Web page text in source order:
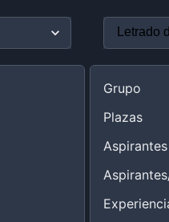
Grupo
Plazas
Aspirantes